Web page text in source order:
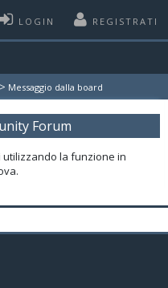
LOGIN REGISTRATI
> Messaggio dalla board
Forum
la funzione in